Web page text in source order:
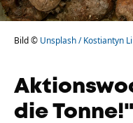
Stellenangebote
Wandern
Team
Bild © Unsplash / Kostiantyn Li
die